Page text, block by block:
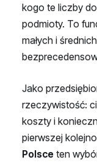
kogo te liczby
podmioty. To
małych i
Jako
rzeczywistość:
koszty i
pierwszej
Polsce ten